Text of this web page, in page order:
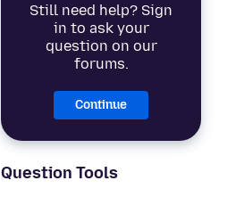
Still need help? Sign
in to ask your
question on our
forums.
Continue
Question Tools